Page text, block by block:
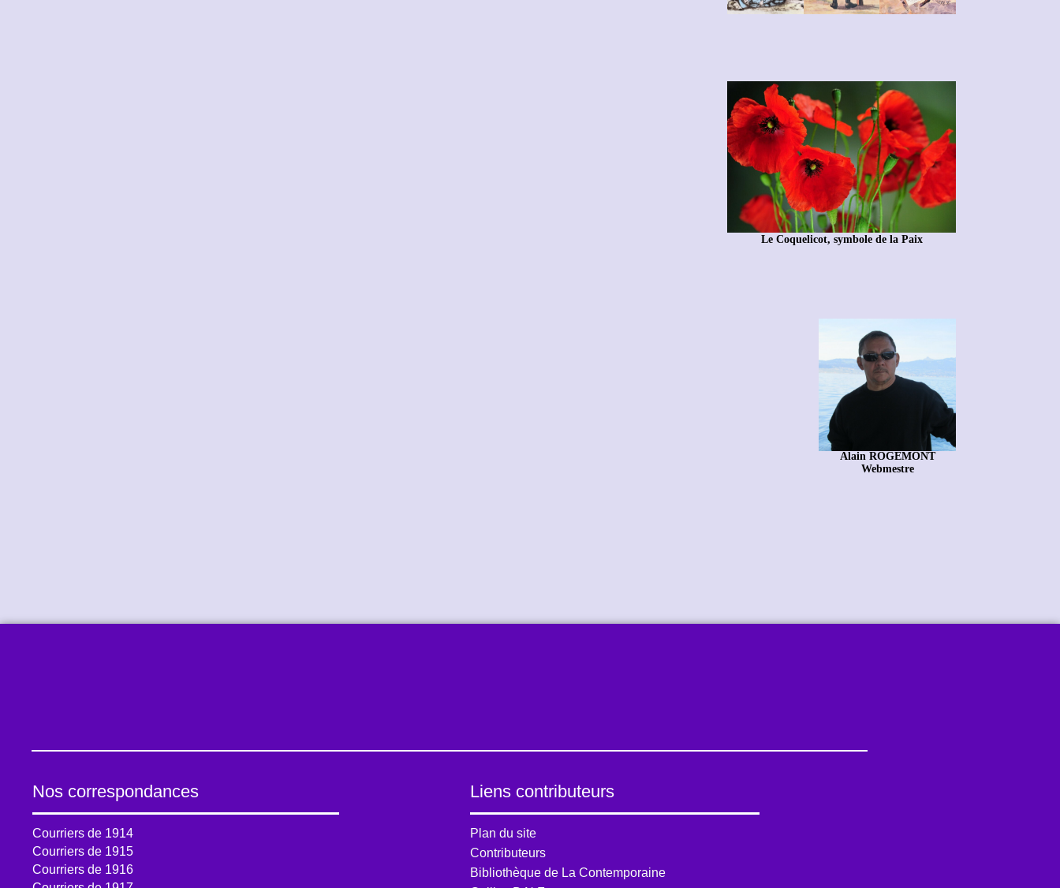
Le Coquelicot, symbole de la Paix
Alain ROGEMONT
Webmestre
Nos correspondances
Courriers de 1914
Courriers de 1915
Courriers de 1916
Liens contributeurs
Plan du site
Contributeurs
Bibliothèque de La Contemporaine